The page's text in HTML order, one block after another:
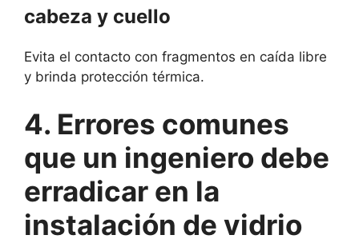
cabeza y cuello
Evita el contacto con fragmentos en caída libre
y brinda protección térmica.
4. Errores comunes
que un ingeniero debe
erradicar en la
instalación de vidrio